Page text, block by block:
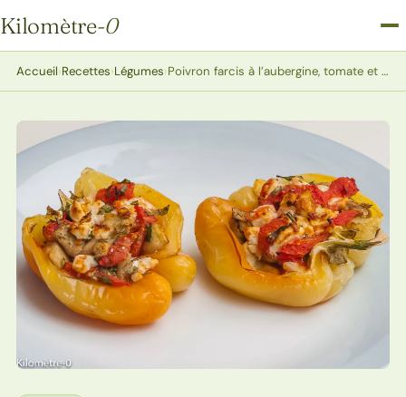
Kilomètre-0
Kilomètre-0
Accueil›Recettes›Légumes› Poivron farcis à l’aubergine, tomate et fêta